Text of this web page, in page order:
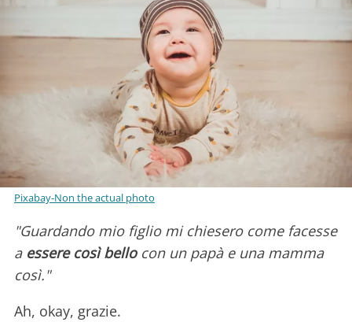
Pixabay-Non the actual photo
"Guardando mio figlio mi chiesero come facesse
a essere così bellocon un papà e una mamma
così."
Ah, okay, grazie.